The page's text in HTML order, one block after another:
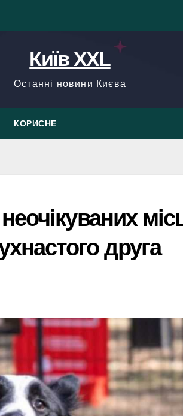
Київ XXL
Останні новини Києва
КОРИСНЕ
друга